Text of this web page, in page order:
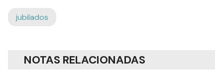
jubilados
NOTAS RELACIONADAS